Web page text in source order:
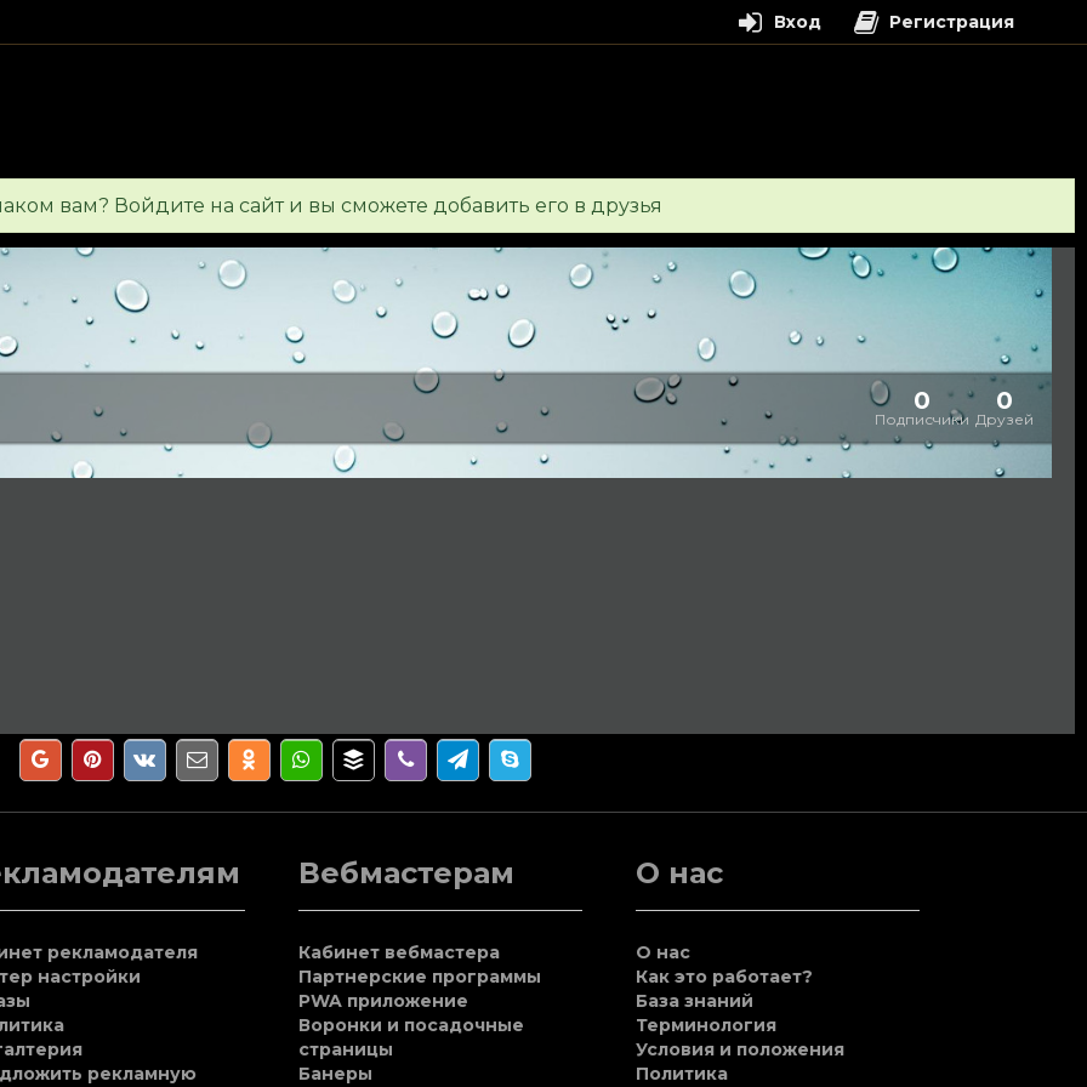
вам? Войдите на сайт и вы сможете добавить его в друзья
Подписчики
0
Друзей
0
рекламодателя
настройки
рекламную
Вебмастерам
Кабинет вебмастера
Партнерские программы
PWA приложение
Воронки и посадочные
страницы
Банеры
О нас
О нас
Как это работает?
База знаний
Терминология
Условия и положения
Политика
Вход Регистрация